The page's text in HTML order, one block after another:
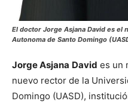
El doctor Jorge Asjana David es el
Autonoma de Santo Domingo
Jorge Asjana David es un
nuevo rector de la
Domingo (UASD),